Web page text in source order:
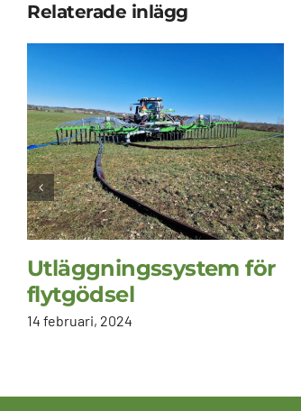
Relaterade inlägg
Utläggningssystem för
flytgödsel
14 februari, 2024